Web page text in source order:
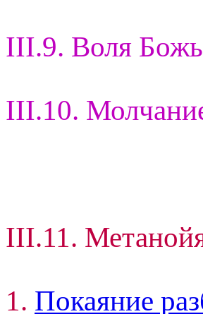
III.9. Воля
III.10.
III.11.
1. Покаяние